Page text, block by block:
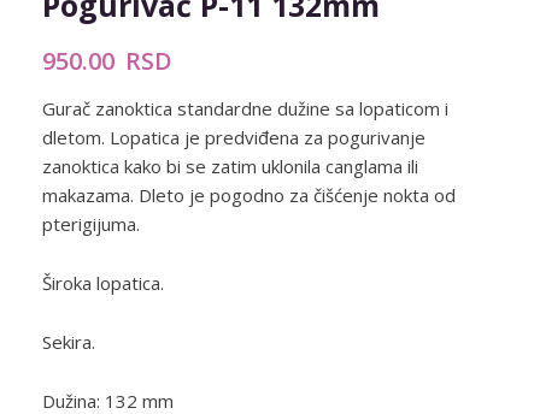
950.00 RSD
Gurač zanoktica standardne dužine sa lopaticom i
dletom. Lopatica je predviđena za pogurivanje
zanoktica kako bi se zatim uklonila canglama ili
makazama. Dleto je pogodno za čišćenje nokta od
pterigijuma.
Široka lopatica.
Sekira.
Dužina: 132 mm